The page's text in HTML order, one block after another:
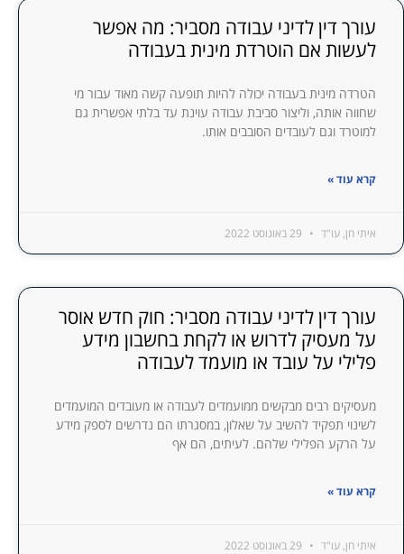
עורך דין לדיני עבודה מסביר: מה אפשר
לעשות אם הוטרדת מינית בעבודה
הטרדה מינית בעבודה יכולה להיות תופעה קשה מאוד עבור מי
שחווה אותה, וליצור סביבת עבודה עוינת עד בלתי אפשרית גם
למוטרד וגם לעובדים הסובבים אותו.
קרא עוד »
איתי חן, עו"ד
עורך דין לדיני עבודה מסביר: חוק חדש אוסר
על מעסיק לדרוש או לקחת בחשבון מידע
פלילי על עובד או מועמד לעבודה
מעסיקים רבים מבקשים ממועמדים לעבודה או מעובדים המועמדים
לשינוי תפקיד להשיב על שאלון, במסגרתו הם נדרשים לספק מידע
על הרקע הפלילי שלהם. לעיתים, הם אף
קרא עוד »
איתי חן, עו"ד